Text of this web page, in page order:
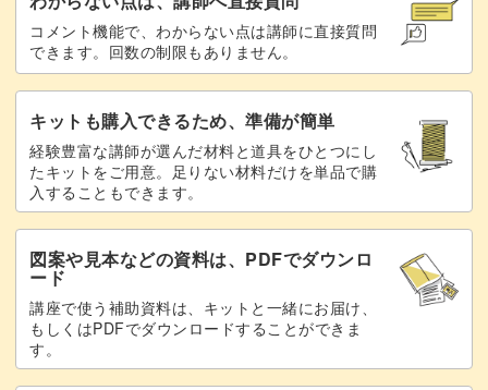
お友達のおもてなしに取り入れてみるのも素敵ですね♪
ミキサーの上手な使い方も解説
おいしいスムージーをつくるには、ミキサーの使い方がポ
イントになります。
入れる順番によってミキサーのまわり方が変わるので、動
画でコツをチェックしてくださいね。
野菜やフルーツはちぎる大きさも要チェックです。
コメント機能で、わからない点は講師に直接質問
できます。回数の制限もありません。
キットも購入できるため、準備が簡単
経験豊富な講師が選んだ材料と道具をひとつにし
たキットをご用意。足りない材料だけを単品で購
入することもできます。
図案や見本などの資料は、PDFでダウンロ
ード
講座で使う補助資料は、キットと一緒にお届け、
もしくはPDFでダウンロードすることができま
す。